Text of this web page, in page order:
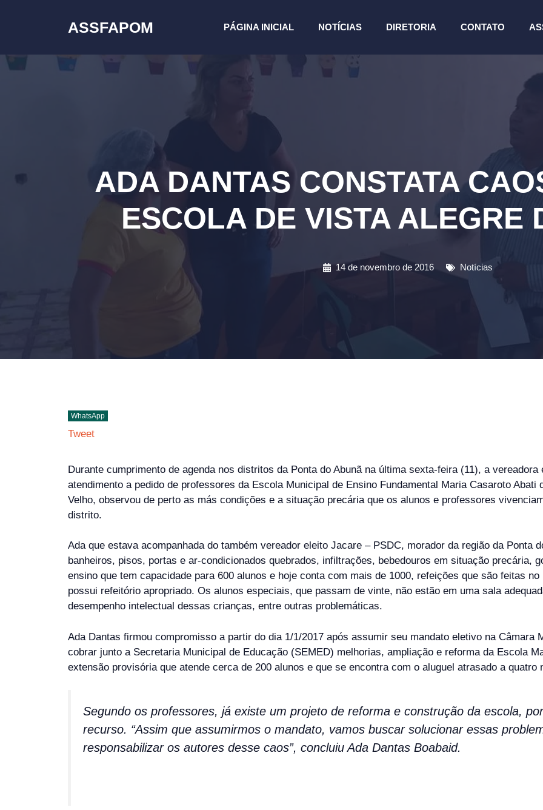
conteúdo
ASSFAPOM PÁGINA INICIAL NOTÍCIAS DIRETORIA CONTATO
ADA DANTAS CONSTATA
ESCOLA DE VISTA ALEGRE
14 de novembro de 2016 Notícias
WhatsApp
Tweet
Durante cumprimento de agenda nos distritos da Ponta do Abunã na última sexta-feira (11), a
atendimento a pedido de professores da Escola Municipal de Ensino Fundamental Maria Casaroto
Velho, observou de perto as más condições e a situação precária que os alunos e professores
distrito.
Ada que estava acompanhada do também vereador eleito Jacare – PSDC, morador da região da Ponta
banheiros, pisos, portas e ar-condicionados quebrados, infiltrações, bebedouros em situação precária,
ensino que tem capacidade para 600 alunos e hoje conta com mais de 1000, refeições que são feitas
possui refeitório apropriado. Os alunos especiais, que passam de vinte, não estão em uma sala
desempenho intelectual dessas crianças, entre outras problemáticas.
Ada Dantas firmou compromisso a partir do dia 1/1/2017 após assumir seu mandato eletivo na Câmara
cobrar junto a Secretaria Municipal de Educação (SEMED) melhorias, ampliação e reforma da Escola
extensão provisória que atende cerca de 200 alunos e que se encontra com o aluguel atrasado a quatro
Segundo os professores, já existe um projeto de reforma e construção da escola,
recurso. “Assim que assumirmos o mandato, vamos buscar solucionar essas
responsabilizar os autores desse caos”, concluiu Ada Dantas Boabaid.